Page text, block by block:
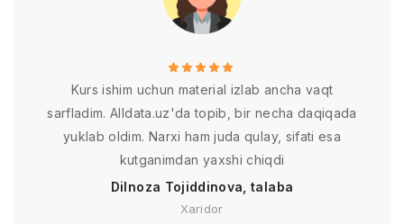
Kurs ishim uchun material izlab ancha vaqt
sarfladim. Alldata.uz'da topib, bir necha daqiqada
yuklab oldim. Narxi ham juda qulay, sifati esa
kutganimdan yaxshi chiqdi
Dilnoza Tojiddinova, talaba
Xaridor